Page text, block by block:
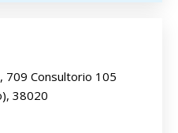
709 Consultorio 105
38020